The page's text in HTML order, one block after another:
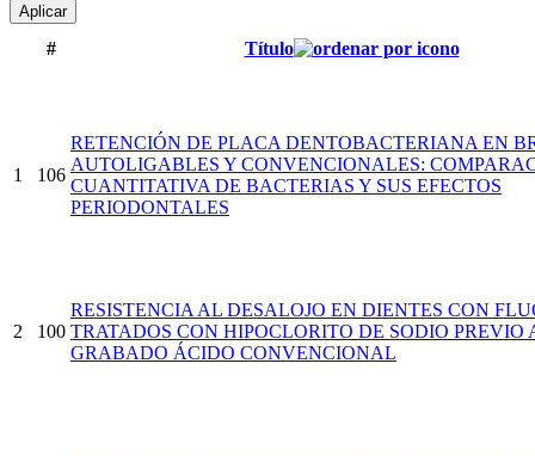
Aplicar
# Título
1 106
RETENCIÓN DE PLACA DENTOBACTERIANA EN
AUTOLIGABLES Y CONVENCIONALES:
CUANTITATIVA DE BACTERIAS Y SUS EFECTOS
PERIODONTALES
2 100
RESISTENCIA AL DESALOJO EN DIENTES CON
TRATADOS CON HIPOCLORITO DE SODIO PREVIO
GRABADO ÁCIDO CONVENCIONAL